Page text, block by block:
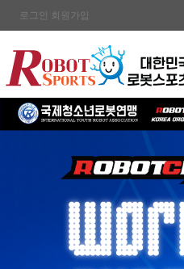
로그인 회원가입